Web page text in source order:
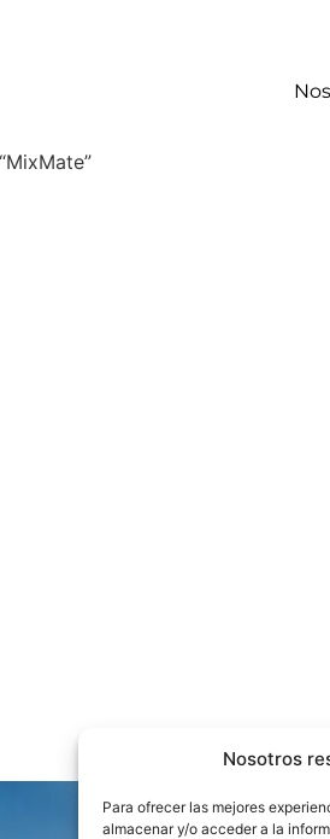
Nosotros
Para ofrecer las mejores
almacenar y/o acceder a la